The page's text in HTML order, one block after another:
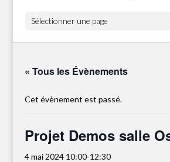
Sélectionner une page
« Tous les Évènements
Cet évènement est passé.
Projet Demos salle
4 mai 2024 10:00-12:30